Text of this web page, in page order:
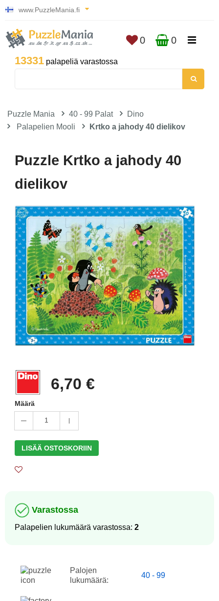
www.PuzzleMania.fi
13331 palapeliä varastossa
0 0
Puzzle Mania 40 - 99 Palat
Dino
Palapelien Mooli
Krtko a jahody 40 dielikov
Puzzle Krtko a jahody 40
dielikov
6,70 €
Määrä
1
LISÄÄ OSTOSKORIIN
Varastossa
Palapelien lukumäärä varastossa: 2
Palojen
lukumäärä:
40 - 99